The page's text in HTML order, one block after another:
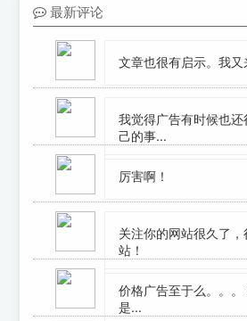
最新评论
文章也很有启示。我又
我觉得广告有时候也还
己的事...
厉害啊！
关注你的网站很久了
站！
价格广告至于么。。。
是...